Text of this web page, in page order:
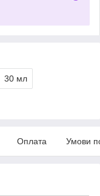
30 мл
Оплата Умови